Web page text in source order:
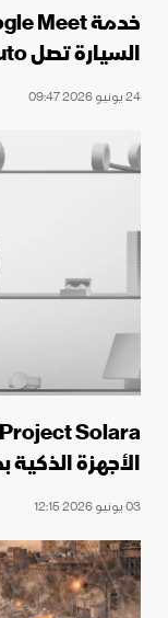
السيارة تصل Android Auto
24 يونيو 2026 09:47
الأجهزة الذكية
03 يونيو 2026 12:15